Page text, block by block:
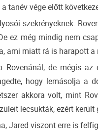
tanév vége előtt
szekrényeknek.
ez még mindig nem
ami miatt rá is harapott a
de mégis
hogy lemásolja a
akkora volt, mint
lecsukták, ezért került
Jared viszont erre is